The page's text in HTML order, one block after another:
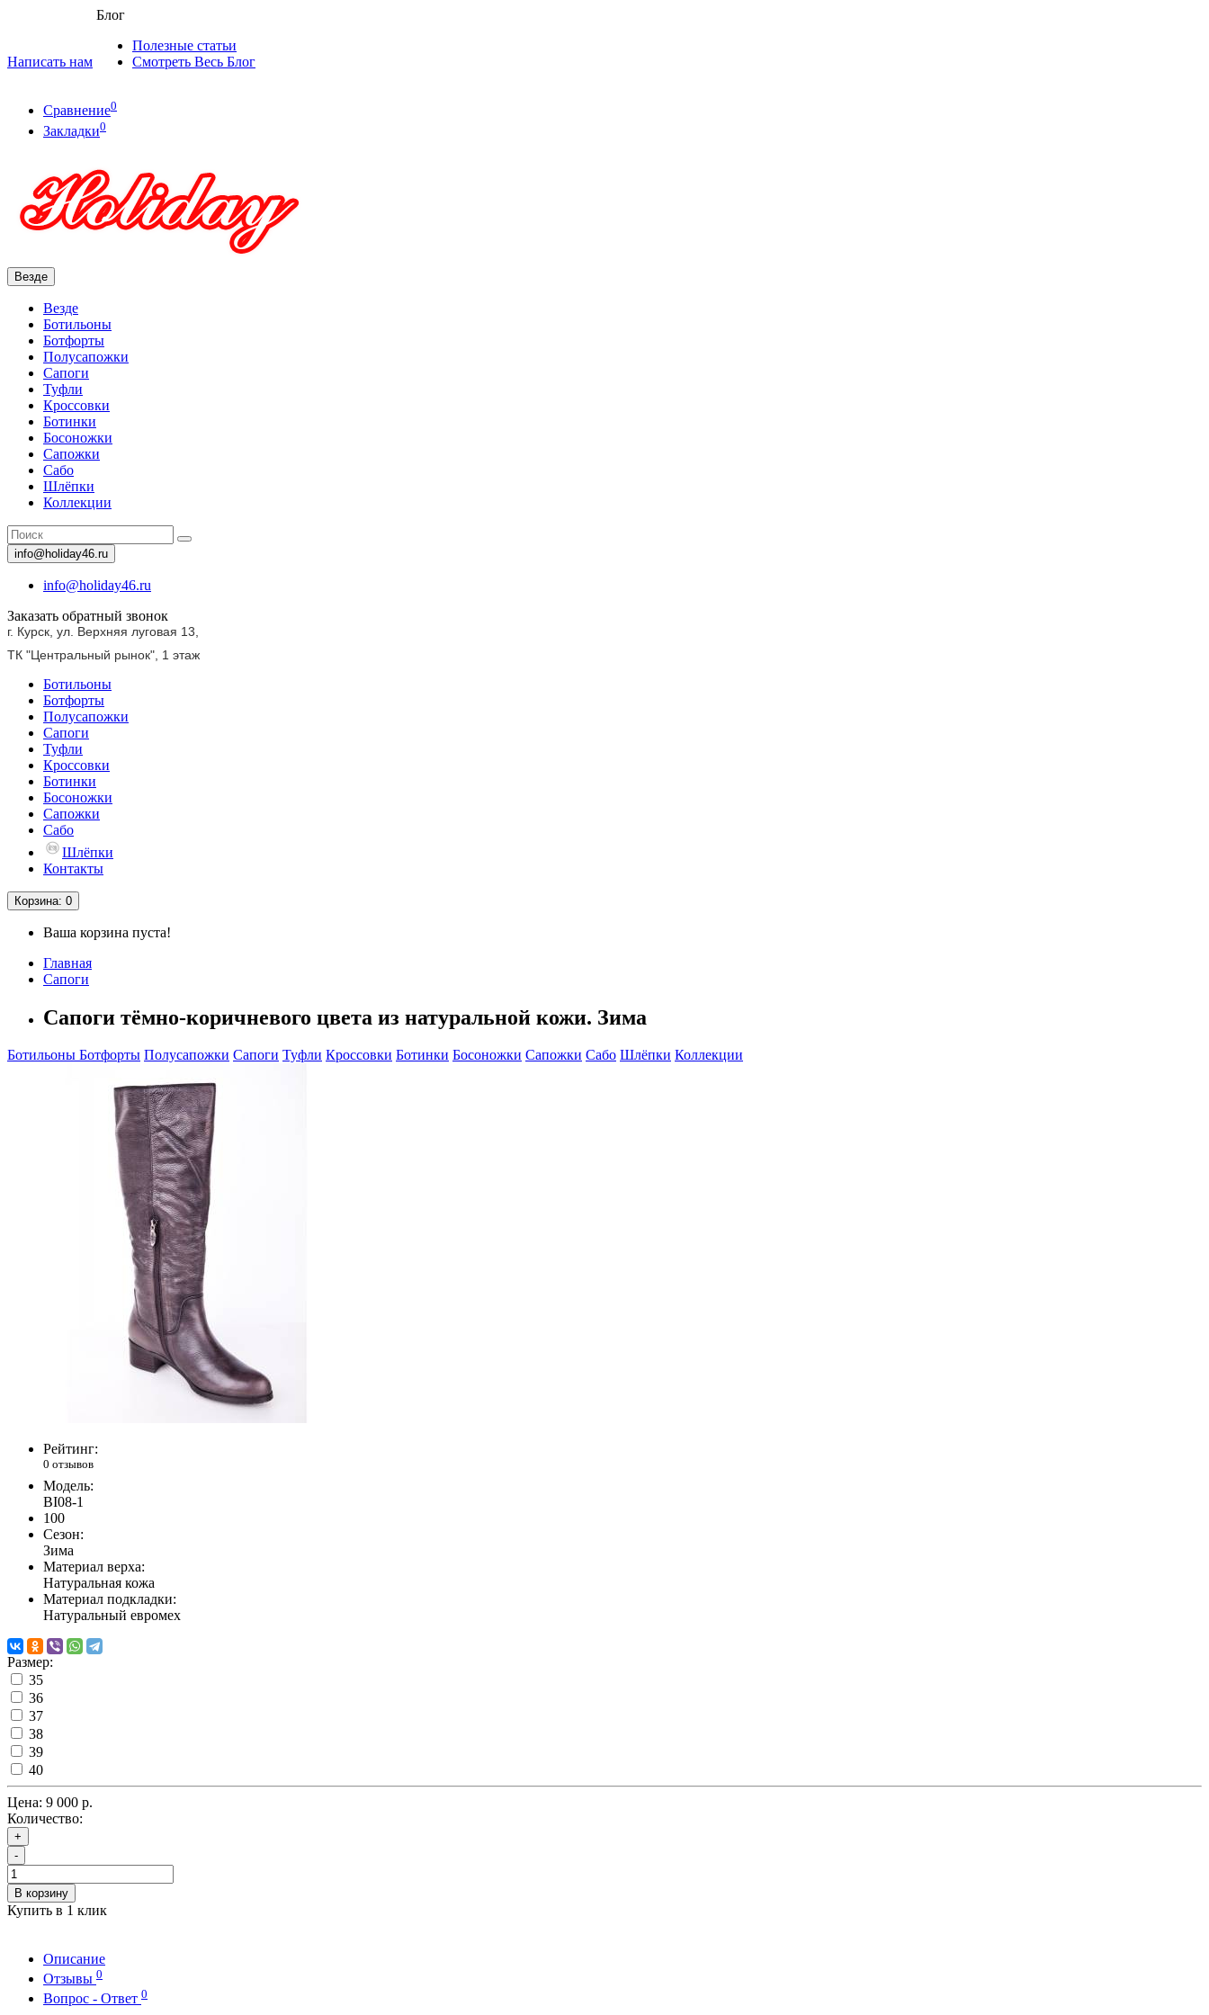
Написать нам
Блог
Полезные статьи
Смотреть Весь Блог
Сравнение0
Закладки0
Везде
Везде
Ботильоны
Ботфорты
Полусапожки
Сапоги
Туфли
Кроссовки
Ботинки
Босоножки
Сапожки
Сабо
Шлёпки
Коллекции
info@holiday46.ru
info@holiday46.ru
Заказать обратный звонок
г. Курск, ул. Верхняя луговая 13,
ТК "Центральный рынок", 1 этаж
Ботильоны
Ботфорты
Полусапожки
Сапоги
Туфли
Кроссовки
Ботинки
Босоножки
Сапожки
Сабо
Шлёпки
Контакты
Корзина: 0
Ваша корзина пуста!
Главная
Сапоги
Сапоги тёмно-коричневого цвета из натуральной кожи. Зима
Ботильоны Ботфорты Полусапожки Сапоги Туфли Кроссовки Ботинки Босоножки Сапожки Сабо Шлёпки Коллекции
Рейтинг:
0 отзывов
Модель:
BI08-1
100
Сезон:
Зима
Материал верха:
Натуральная кожа
Материал подкладки:
Натуральный евромех
Размер:
35
36
37
38
39
40
Цена: 9 000 р.
Количество:
+
-
В корзину
Купить в 1 клик
Описание
Отзывы 0
Вопрос - Ответ 0